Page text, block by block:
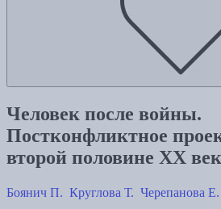
Человек после войны.
Постконфликтное
второй половине ХХ
Боянич П. Круглова Т. Черепанова Е.